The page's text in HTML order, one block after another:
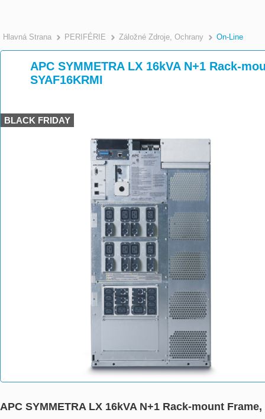
Hlavná Strana >
PERIFÉRIE >
Záložné Zdroje, Ochrany On-Line
APC SYMMETRA LX 16kVA N+1 Rack-
SYAF16KRMI
BLACK FRIDAY
APC SYMMETRA LX 16kVA N+1 Rack-mount